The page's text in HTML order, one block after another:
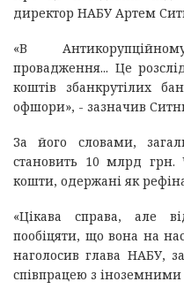
директор НАБУ Артем
«В
провадження... Це
коштів збанкрутілих
офшори», - зазначив
За його словами,
становить 10 млрд
кошти, одержані як
«Цікава справа, але
пообіцяти, що вона на
наголосив глава НАБУ,
співпрацею з